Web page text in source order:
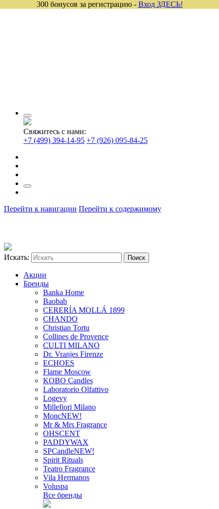
Свяжитесь с нами:
+7 (499) 394-14-95 +7 (926) 095-84-25
Перейти к навигации Перейти к содержимому
Искать:
Акции
Бренды
Banka Home
Baobab
CERERÍA MOLLÁ 1899
CHANDO
Christian Tortu
Collines de Provence
CULTI MILANO
Dr. Vranjes Firenze
ECHOES
Flame Moscow
KOBO Candles
Laboratorio Olfattivo
Logevy
Millefiori Milano
MoncNEW!
Mr & Mrs Fragrance
OHSCENT
PADDYWAX
SPCandleNEW!
Spirit Rituals
Teatro Fragrance
Vila Hermanos
Voluspa
Все бренды
300 бонусов за регистрацию - Вход ЗДЕСЬ!